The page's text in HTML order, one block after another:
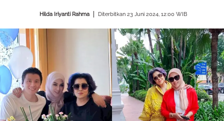
Hilda Iriyanti Rahma Diterbitkan 23 Juni 2024, 12:00 WIB